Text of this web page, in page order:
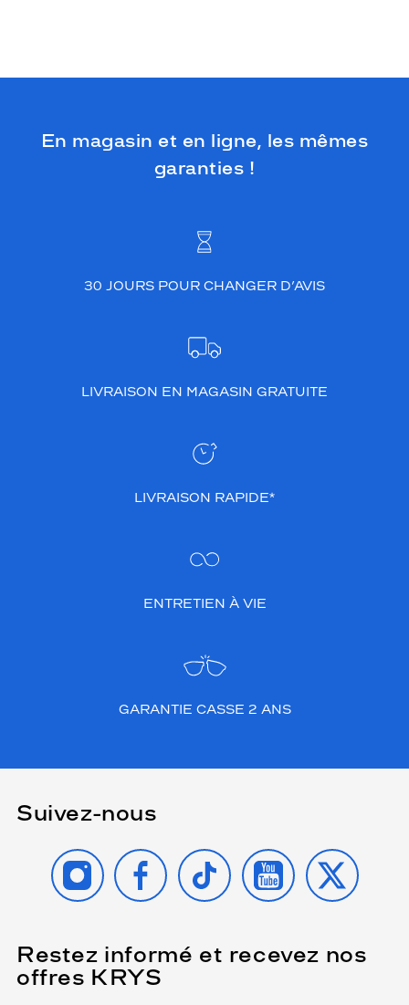
En magasin et en ligne, les mêmes
garanties !
30 JOURS POUR CHANGER D’AVIS
LIVRAISON EN MAGASIN GRATUITE
LIVRAISON RAPIDE*
ENTRETIEN À VIE
GARANTIE CASSE 2 ANS
Suivez-nous
INSTAGRAMFACEBOOK
TIKTOK YOUTUBE
X
Restez informé et recevez nos
offres KRYS
Name
(Ce
champ
est
obligatoire)